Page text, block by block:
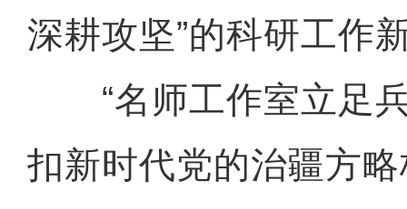
深耕攻坚”的科研工作
“名师工作室立足兵
扣新时代党的治疆方